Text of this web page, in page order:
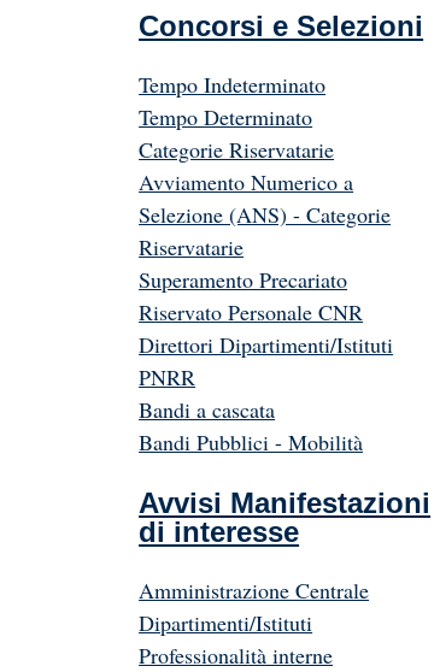
Concorsi e Selezioni
Tempo Indeterminato
Tempo Determinato
Categorie Riservatarie
Avviamento Numerico a
Selezione (ANS) - Categorie
Riservatarie
Superamento Precariato
Riservato Personale CNR
Direttori Dipartimenti/Istituti
PNRR
Bandi a cascata
Bandi Pubblici - Mobilità
Avvisi Manifestazioni
di interesse
Amministrazione Centrale
Dipartimenti/Istituti
Professionalità interne